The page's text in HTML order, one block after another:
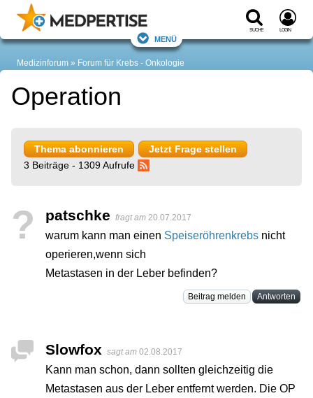
Suche Login
Menü
Medizinforum Forum für Krebs - Onkologie
Operation
Thema abonnieren
Jetzt Frage stellen
3 Beiträge - 1309 Aufrufe
? patschke fragt am 20.07.2017
warum kann man einen Speiseröhrenkrebs nicht
operieren,wenn sich
Metastasen in der Leber befinden?
Beitrag melden Antworten
Slowfox sagt am 02.08.2017
Kann man schon, dann sollten gleichzeitig die
Metastasen aus der Leber entfernt werden. Die OP